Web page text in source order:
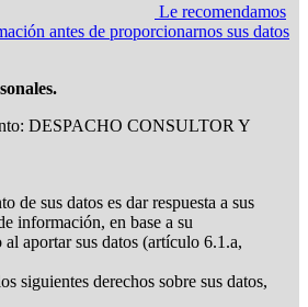
Le recomendamos
antes de proporcionarnos sus datos
DESPACHO CONSULTOR Y
de sus datos es dar respuesta a sus
información, en base a su
aportar sus datos (artículo 6.1.a,
siguientes derechos sobre sus datos,